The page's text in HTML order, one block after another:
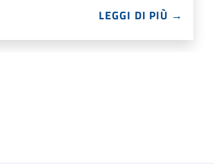
LEGGI DI PIÙ →